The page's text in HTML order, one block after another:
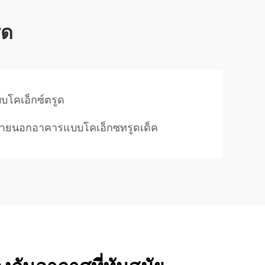
โคเอ็กซ์ตรูด
นอกอาคารแบบโคเอ็กซทรูดเด็ค